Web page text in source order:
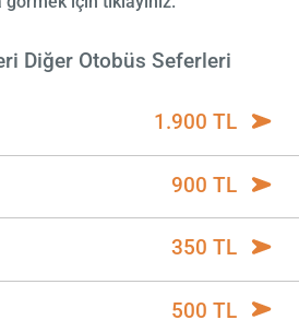
Diğer Otobüs Seferleri
1.900 TL
900 TL
350 TL
500 TL